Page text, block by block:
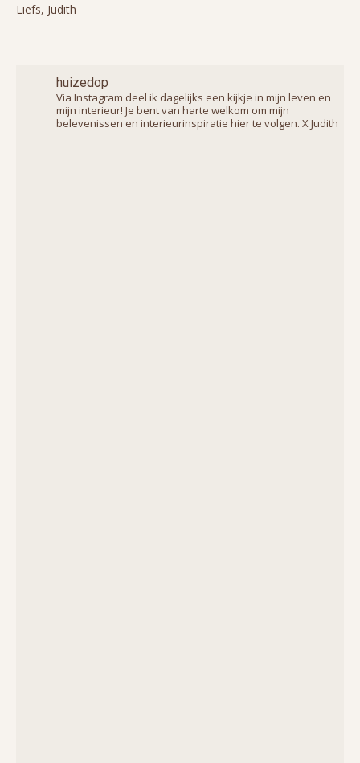
Liefs, Judith
huizedop
Via Instagram deel ik dagelijks een kijkje in mijn leven en
mijn interieur! Je bent van harte welkom om mijn
belevenissen en interieurinspiratie hier te volgen. X Judith